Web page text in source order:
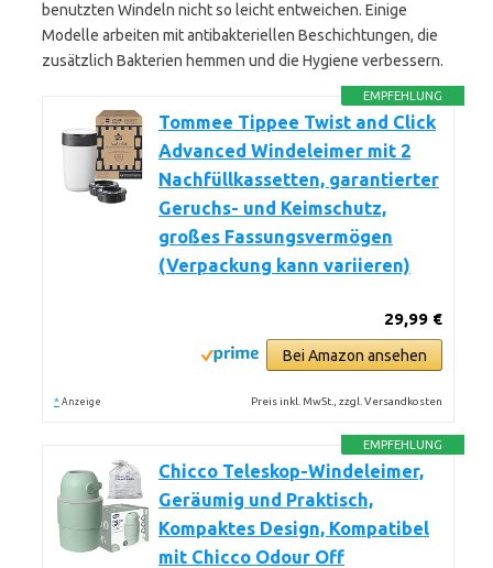
benutzten Windeln nicht so leicht entweichen. Einige
Modelle arbeiten mit antibakteriellen Beschichtungen, die
zusätzlich Bakterien hemmen und die Hygiene verbessern.
EMPFEHLUNG
Tommee Tippee Twist and Click
Advanced Windeleimer mit 2
Nachfüllkassetten, garantierter
Geruchs- und Keimschutz,
großes Fassungsvermögen
(Verpackung kann variieren)
29,99 €
Bei Amazon ansehen
* Anzeige Preis inkl. MwSt., zzgl. Versandkosten
EMPFEHLUNG
Chicco Teleskop-Windeleimer,
Geräumig und Praktisch,
Kompaktes Design, Kompatibel
mit Chicco Odour Off